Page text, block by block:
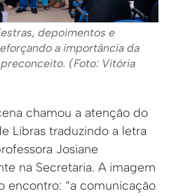
depoimentos e
a importância da
(Foto: Vitória
chamou a atenção do
Libras traduzindo a letra
Josiane
na Secretaria. A imagem
encontro: “a comunicação